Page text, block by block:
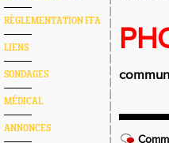
RÈGLEMENTATION FFA
LIENS
SONDAGES
MÉDICAL
ANNONCES